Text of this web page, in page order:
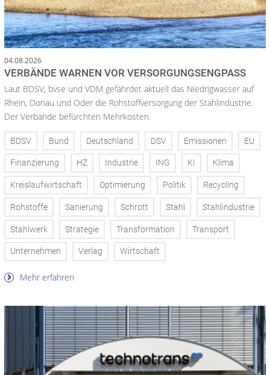
04.08.2026
VERBÄNDE WARNEN VOR VERSORGUNGSENGPASS
Laut BDSV, bvse und VDM gefährdet aktuell das Niedrigwasser auf
Rhein, Donau und Oder die Rohstoffversorgung der Stahlindustrie.
Der Verbände befürchten Mehrkosten.
BDSV Bund Deutschland DSV Emissionen EU
Finanzierung HZ Industrie ING KI Klima
Kreislaufwirtschaft Optimierung Politik Recycling
Rohstoffe Sanierung Schrott Stahl Stahlindustrie
Stahlwerk Strategie Transformation Transport
Unternehmen Verlag Wirtschaft
Mehr erfahren